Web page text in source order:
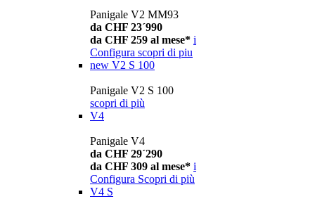
Panigale V2 MM93
da CHF 23´990
da CHF 259 al mese* i
Configura scopri di piu
new V2 S 100
Panigale V2 S 100
scopri di più
V4
Panigale V4
da CHF 29´290
da CHF 309 al mese* i
Configura Scopri di più
V4 S